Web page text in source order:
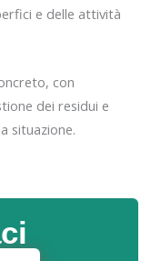
e delle attività
con
dei residui e
situazione.